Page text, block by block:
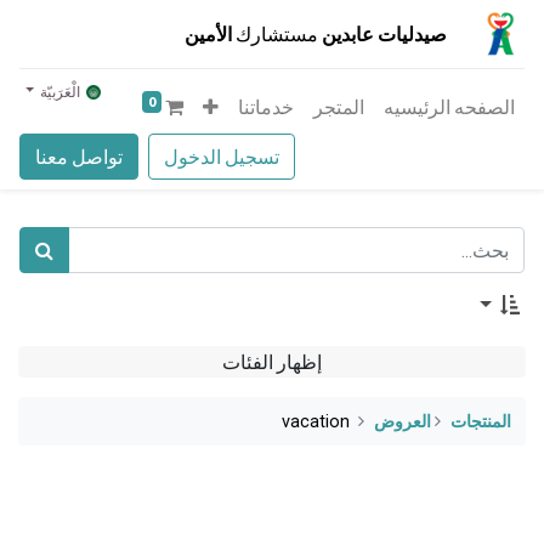
صيدليات عابدين مستشارك الأمين
تسجيل الدخول تواصل معنا
الصفحه الرئيسيه المتجر خدماتنا 0 الْعَرَبيّة
إظهار الفئات
المنتجات ​العروض vacation